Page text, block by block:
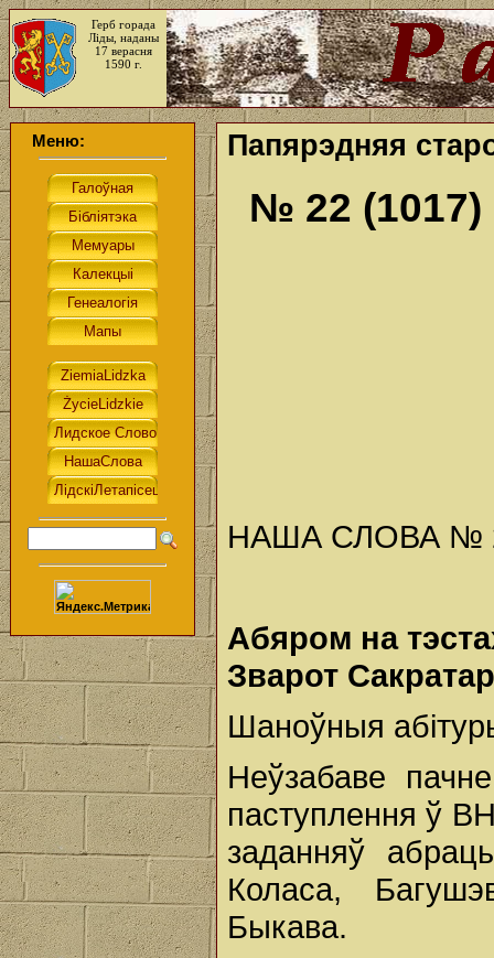
Герб горада
Ліды, наданы
17 верасня
1590 г.
Меню: Папярэдняя
№ 22 (1017)
НАША СЛОВА №
Абяром на
Зварот
Шаноўныя
Неўзабаве
паступлення ў
заданняў
Коласа,
Быкава.